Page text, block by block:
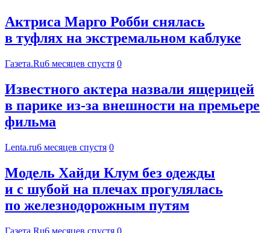
Актриса Марго Робби снялась
в туфлях на экстремальном каблуке
Газета.Ru6 месяцев спустя 0
Известного актера назвали ящерицей
в парике из-за внешности на премьере
фильма
Lenta.ru6 месяцев спустя 0
Модель Хайди Клум без одежды
и с шубой на плечах прогулялась
по железнодорожным путям
Газета.Ru6 месяцев спустя 0